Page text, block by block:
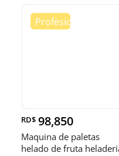
RD$ 98,850
Maquina de paletas
helado de fruta